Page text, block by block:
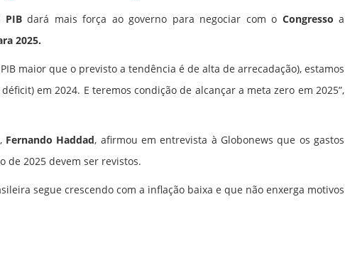
PIBdará mais força ao governo para negociar com o Congresso a
2025.
maior que o previsto a tendência é de alta de arrecadação), estamos
em 2024. E teremos condição de alcançar a meta zero em 2025”,
Fernando Haddad, afirmou em entrevista à Globonews que os gastos
de 2025 devem ser revistos.
segue crescendo com a inflação baixa e que não enxerga motivos